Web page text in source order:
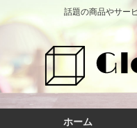
話題の商品やサー
ホーム